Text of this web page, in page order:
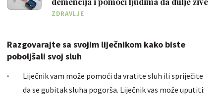
ZDRAVLJE
Razgovarajte sa svojim liječnikom kako biste
poboljšali svoj sluh
Liječnik vam može pomoći da vratite sluh ili spriječite
da se gubitak sluha pogorša. Liječnik vas može uputiti: